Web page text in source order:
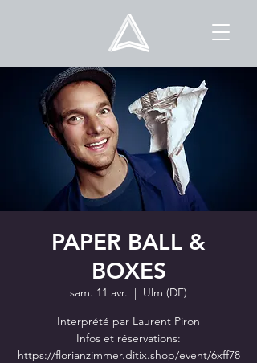
PAPER BALL &
BOXES
sam. 11 avr.
  |
Ulm (DE)
Interprété par Laurent Piron
Infos et réservations:
https://florianzimmer.ditix.shop/event/6xff78